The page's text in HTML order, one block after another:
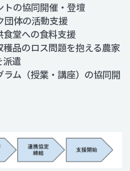
トの協同開催・登壇
団体の活動支援
食堂への食料支援
穫品のロス問題を抱える農家
派遣
ラム（授業・講座）の協同開